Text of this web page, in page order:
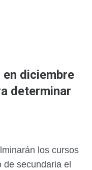
en diciembre
determinar
los cursos
secundaria el